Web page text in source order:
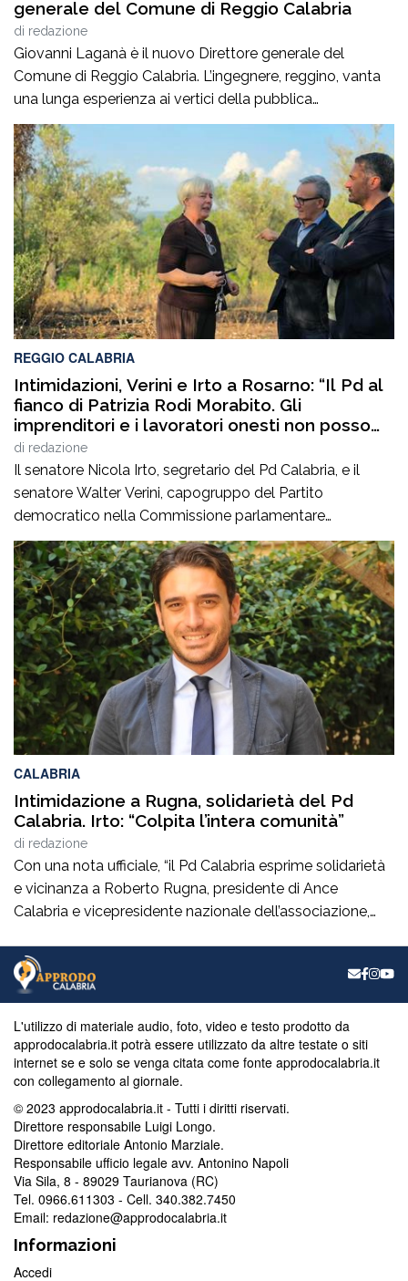
generale del Comune di Reggio Calabria
di redazione
Giovanni Laganà è il nuovo Direttore generale del
Comune di Reggio Calabria. L’ingegnere, reggino, vanta
una lunga esperienza ai vertici della pubblica
amministrazione e della gestione delle infrastrutture in
Calabria ed in Sicilia. È stato Vice Direttore regionale
Anas Sicilia, Capo Compartimento Anas Calabria,
Direttore generale della Regione Calabria e Direttore
generale della ItalConsult Spa, […]
REGGIO CALABRIA
Intimidazioni, Verini e Irto a Rosarno: “Il Pd al
fianco di Patrizia Rodi Morabito. Gli
imprenditori e i lavoratori onesti non posso
essere lasciati da soli”
di redazione
Il senatore Nicola Irto, segretario del Pd Calabria, e il
senatore Walter Verini, capogruppo del Partito
democratico nella Commissione parlamentare
Antimafia, hanno fatto visita a Patrizia Rodi Morabito,
imprenditrice agricola di Rosarno (Rc) la cui azienda è
stata più volte colpita da incendi, furti e danneggiamenti.
L’ultimo grave episodio si è verificato nei giorni scorsi […]
CALABRIA
Intimidazione a Rugna, solidarietà del Pd
Calabria. Irto: “Colpita l’intera comunità”
di redazione
Con una nota ufficiale, “il Pd Calabria esprime solidarietà
e vicinanza a Roberto Rugna, presidente di Ance
Calabria e vicepresidente nazionale dell’associazione,
azienda a Schiavonea (Cs), dove sono stati
pesantemente danneggiati alcuni mezzi meccanici”. Il
segretario regionale del partito, il senatore Nicola Irto,
condanna […]
L'utilizzo di materiale audio, foto, video e testo prodotto da
approdocalabria.it potrà essere utilizzato da altre testate o siti
internet se e solo se venga citata come fonte approdocalabria.it
con collegamento al giornale.
© 2023 approdocalabria.it - Tutti i diritti riservati.
Direttore responsabile Luigi Longo.
Direttore editoriale Antonio Marziale.
Responsabile ufficio legale avv. Antonino Napoli
Via Sila, 8 - 89029 Taurianova (RC)
Tel. 0966.611303 - Cell. 340.382.7450
Email: redazione@approdocalabria.it
Informazioni
Accedi